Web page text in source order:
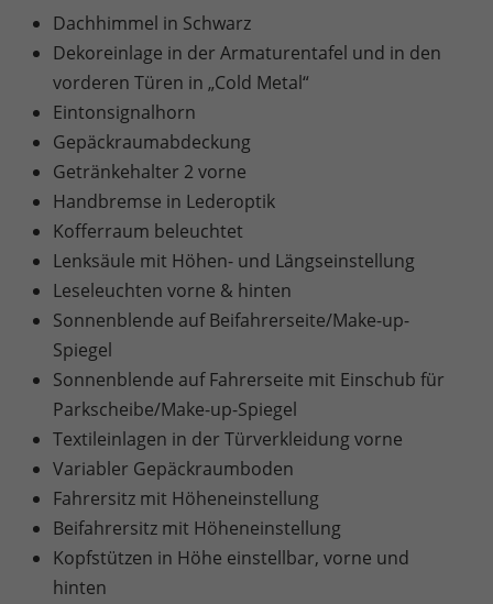
Dachhimmel in Schwarz
Dekoreinlage in der Armaturentafel und in den
vorderen Türen in „Cold Metal“
Eintonsignalhorn
Gepäckraumabdeckung
Getränkehalter 2 vorne
Handbremse in Lederoptik
Kofferraum beleuchtet
Lenksäule mit Höhen- und Längseinstellung
Leseleuchten vorne & hinten
Sonnenblende auf Beifahrerseite/Make-up-
Spiegel
Sonnenblende auf Fahrerseite mit Einschub für
Parkscheibe/Make-up-Spiegel
Textileinlagen in der Türverkleidung vorne
Variabler Gepäckraumboden
Fahrersitz mit Höheneinstellung
Beifahrersitz mit Höheneinstellung
Kopfstützen in Höhe einstellbar, vorne und
hinten